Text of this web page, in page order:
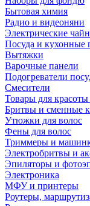
Бытовая химия
Радио и видеоняни
Электрические
Посуда и кухонные
Вытяжки
Варочные панели
Подогреватели
Смесители
Товары для красоты
Бритвы и сменные
Утюжки для волос
Фены для волос
Триммеры и
Электробритвы и
Эпиляторы и
Электроника
МФУ и принтеры
Роутеры,